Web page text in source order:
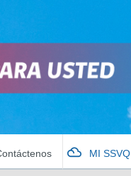
MI SSVQ